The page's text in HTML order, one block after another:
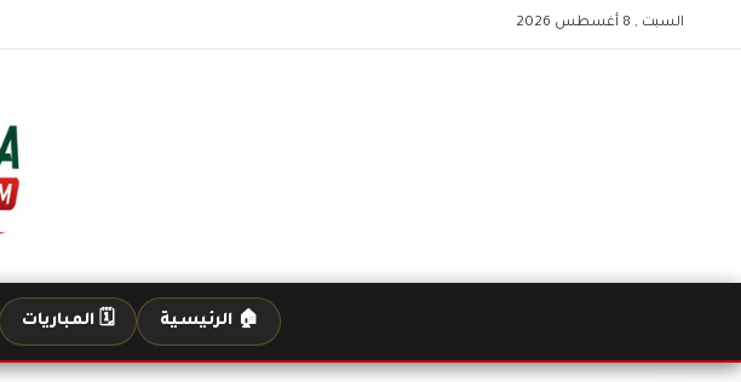
السبت , 8 أغسطس 2026
🏠 الرئيسية 🗓️ المباريات